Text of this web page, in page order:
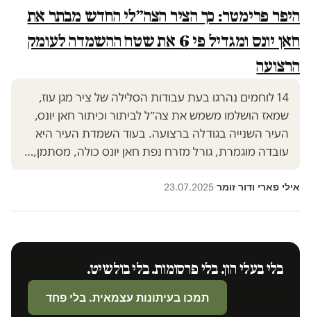
היפר פרימטר: כך הציר הצה״לי החדש מבתר את
חאן יונס ומגדיל פי 6 את שטח ההשמדה לעומק
הרצועה
14 לוחמים נהרגו בעת עבודות הסלילה של ציר מגן עוז,
שמאז הושלמו משמש את צה״ל לביתור וכיתור חאן יונס,
העיר השנייה בגודלה ברצועה. בעוד השמדת העיר היא
עובדה מוגמרת, גורל מזרח נפת חאן יונס כולה, מסתמן,…
אילי פארי ודור זומר·
23.07.2025
בלי בעלי הון. בלי פרסומות. בלי בולשיט.
תמכו בעיתונות עצמאית. בלי פחד